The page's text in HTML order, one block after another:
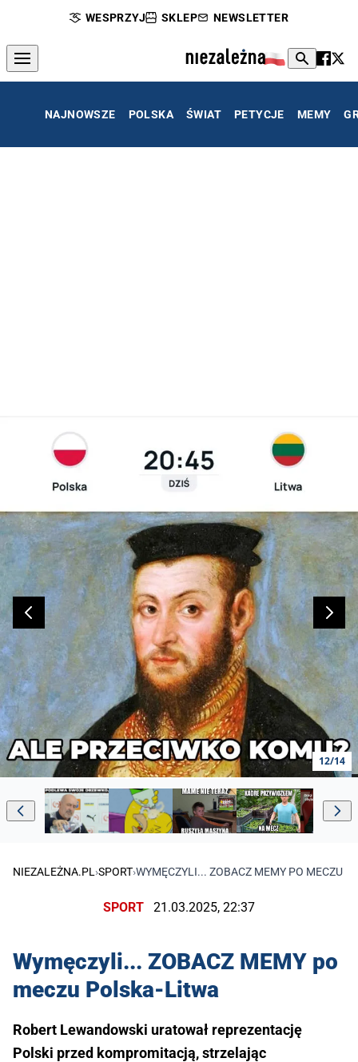
WESPRZYJ SKLEP NEWSLETTER
NAJNOWSZE POLSKA ŚWIAT PETYCJE MEMY
12/14
NIEZALEŻNA.PL›SPORT›WYMĘCZYLI... ZOBACZ MEMY PO MECZU
SPORT 21.03.2025, 22:37
Wymęczyli... ZOBACZ MEMY po
meczu Polska-Litwa
Robert Lewandowski uratował reprezentację
Polski przed kompromitacją, strzelając